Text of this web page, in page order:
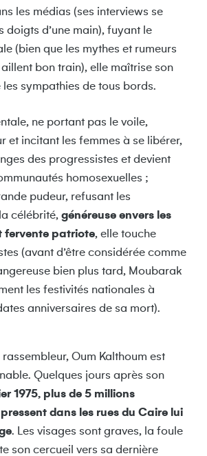
les médias (ses interviews se
doigts d’une main), fuyant le
(bien que les mythes et rumeurs
bon train), elle maîtrise son
les sympathies de tous bords.
ne portant pas le voile,
et incitant les femmes à se libérer,
des progressistes et devient
homosexuelles ;
pudeur, refusant les
célébrité, généreuse envers les
fervente patriote, elle touche
(avant d’être considérée comme
bien plus tard, Moubarak
les festivités nationales à
anniversaires de sa mort).
Oum Kalthoum est
Quelques jours après son
1975, plus de 5 millions
dans les rues du Caire lui
. Les visages sont graves, la foule
son cercueil vers sa dernière